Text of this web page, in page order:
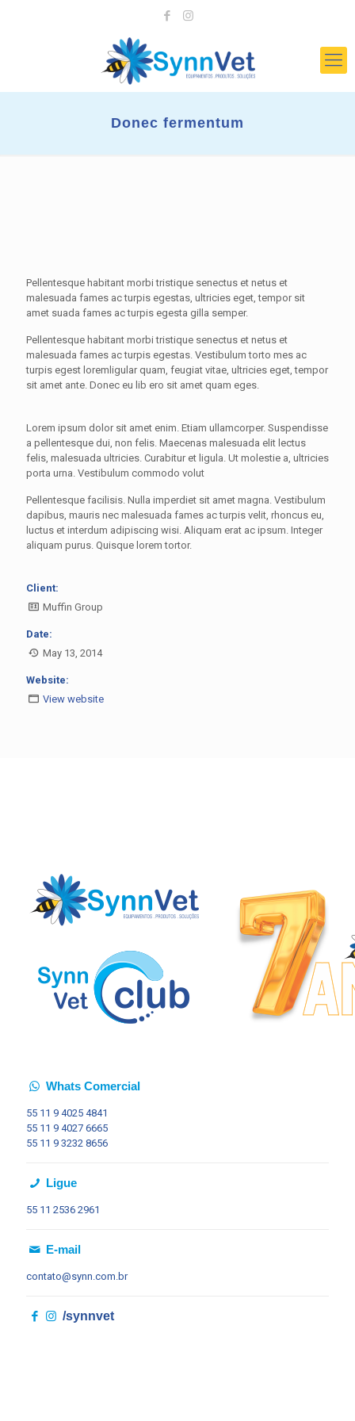
Donec fermentum
Pellentesque habitant morbi tristique senectus et netus et
malesuada fames ac turpis egestas, ultricies eget, tempor sit
amet suada fames ac turpis egesta gilla semper.
Pellentesque habitant morbi tristique senectus et netus et
malesuada fames ac turpis egestas. Vestibulum torto mes ac
turpis egest loremligular quam, feugiat vitae, ultricies eget, tempor
sit amet ante. Donec eu lib ero sit amet quam eges.
Lorem ipsum dolor sit amet enim. Etiam ullamcorper. Suspendisse
a pellentesque dui, non felis. Maecenas malesuada elit lectus
felis, malesuada ultricies. Curabitur et ligula. Ut molestie a, ultricies
porta urna. Vestibulum commodo volut
Pellentesque facilisis. Nulla imperdiet sit amet magna. Vestibulum
dapibus, mauris nec malesuada fames ac turpis velit, rhoncus eu,
luctus et interdum adipiscing wisi. Aliquam erat ac ipsum. Integer
aliquam purus. Quisque lorem tortor.
Client:
Muffin Group
Date:
May 13, 2014
Website:
View website
Whats Comercial
55 11 9 4025 4841
55 11 9 4027 6665
55 11 9 3232 8656
Ligue
55 11 2536 2961
E-mail
contato@synn.com.br
/synnvet